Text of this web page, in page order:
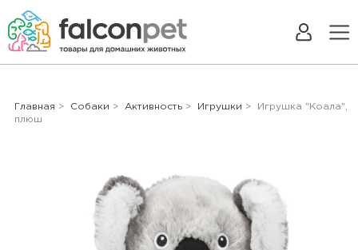
Главная > Собаки > Активность> Игрушки > Игрушка "Коала",
плюш